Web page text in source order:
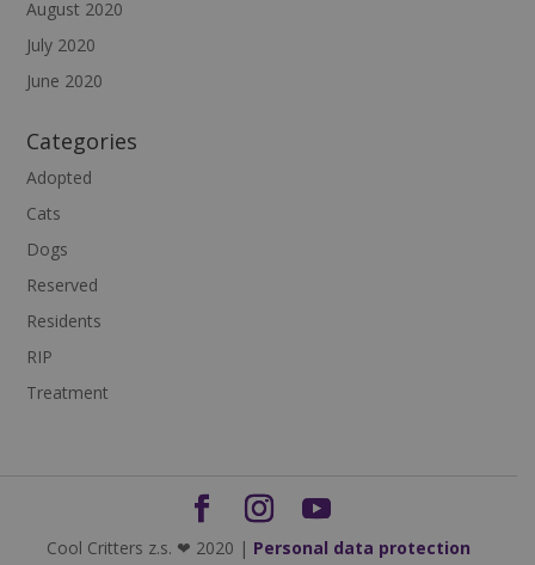
August 2020
July 2020
June 2020
Categories
Adopted
Cats
Dogs
Reserved
Residents
RIP
Treatment
Cool Critters z.s. ❤ 2020 | Personal data protection